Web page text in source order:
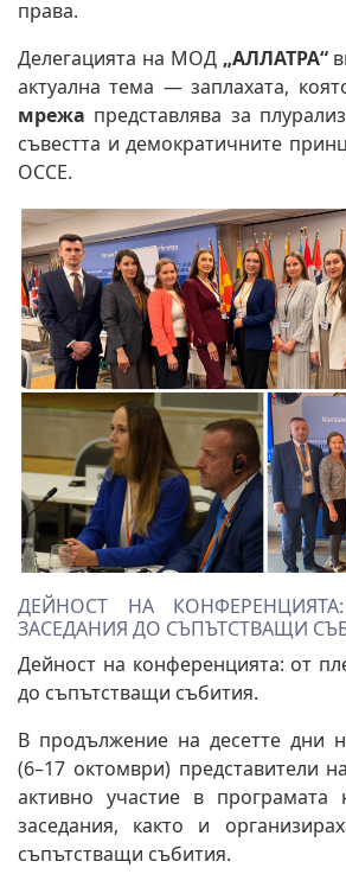
права.
Делегацията на МОД „АЛЛАТРА“
актуална тема — заплахата,
мрежа представлява за
съвестта и демократичните
ОССЕ.
ДЕЙНОСТ НА
ЗАСЕДАНИЯ ДО СЪПЪТСТВАЩИ
Дейност на конференцията: от
до съпътстващи събития.
В продължение на десетте дни
(6–17 октомври) представители
активно участие в програмата
заседания, както и
съпътстващи събития.